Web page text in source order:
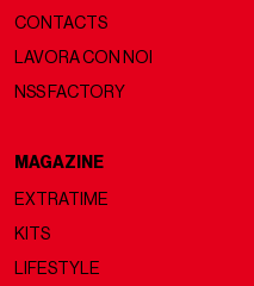
CONTACTS
LAVORA CON NOI
NSS FACTORY
MAGAZINE
EXTRATIME
KITS
LIFESTYLE